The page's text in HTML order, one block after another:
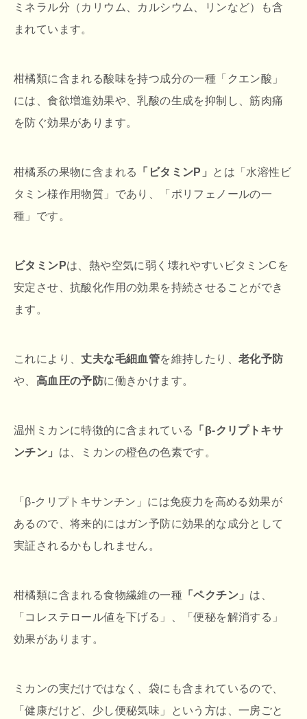
ミネラル分（カリウム、カルシウム、リンなど）も含
まれています。
柑橘類に含まれる酸味を持つ成分の一種「クエン酸」
には、食欲増進効果や、乳酸の生成を抑制し、筋肉痛
を防ぐ効果があります。
柑橘系の果物に含まれる 「ビタミンP」
とは「水溶性ビ
タミン様作用物質」であり、「ポリフェノールの一
種」です。
ビタミンPは、熱や空気に弱く壊れやすいビタミンCを
安定させ、抗酸化作用の効果を持続させることができ
ます。
これにより、丈夫な毛細血管を維持したり、老化予防
や、 高血圧の予防に働きかけます。
温州ミカンに特徴的に含まれている
「β-クリプトキサ
ンチン」 は、ミカンの橙色の色素です。
「β-クリプトキサンチン」には免疫力を高める効果が
あるので、将来的にはガン予防に効果的な成分として
実証されるかもしれません。
柑橘類に含まれる食物繊維の一種 「ペクチン」 は、
「コレステロール値を下げる」、「便秘を解消する」
効果があります。
ミカンの実だけではなく、袋にも含まれているので、
「健康だけど、少し便秘気味」という方は、一房ごと